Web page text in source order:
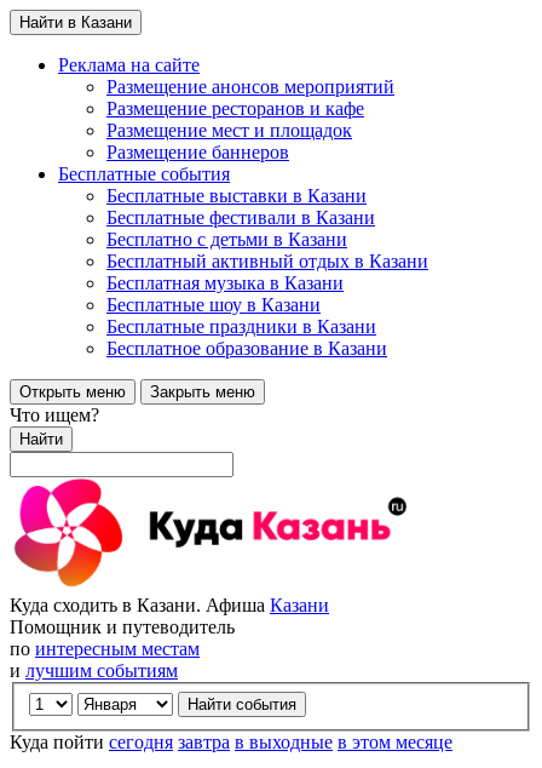
Найти в Казани
Реклама на сайте
Размещение анонсов мероприятий
Размещение ресторанов и кафе
Размещение мест и площадок
Размещение баннеров
Бесплатные события
Бесплатные выставки в Казани
Бесплатные фестивали в Казани
Бесплатно с детьми в Казани
Бесплатный активный отдых в Казани
Бесплатная музыка в Казани
Бесплатные шоу в Казани
Бесплатные праздники в Казани
Бесплатное образование в Казани
Открыть меню Закрыть меню
Что ищем?
Найти
Куда сходить в Казани. Афиша Казани
Помощник и путеводитель
по интересным местам
и лучшим событиям
Куда пойти сегодня завтра в выходные в этом месяце